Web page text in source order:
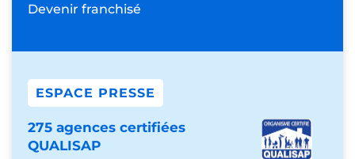
Devenir franchisé
ESPACE PRESSE
275 agences certifiées
QUALISAP